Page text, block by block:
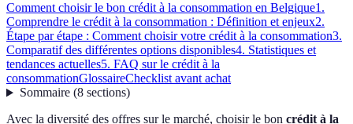
Comment choisir le bon crédit à la consommation en Belgique1.
Comprendre le crédit à la consommation : Définition et enjeux2.
Étape par étape : Comment choisir votre crédit à la consommation3.
Comparatif des différentes options disponibles4. Statistiques et
tendances actuelles5. FAQ sur le crédit à la
consommationGlossaireChecklist avant achat
Sommaire(8 sections)
Avec la diversité des offres sur le marché, choisir le bon crédit à la